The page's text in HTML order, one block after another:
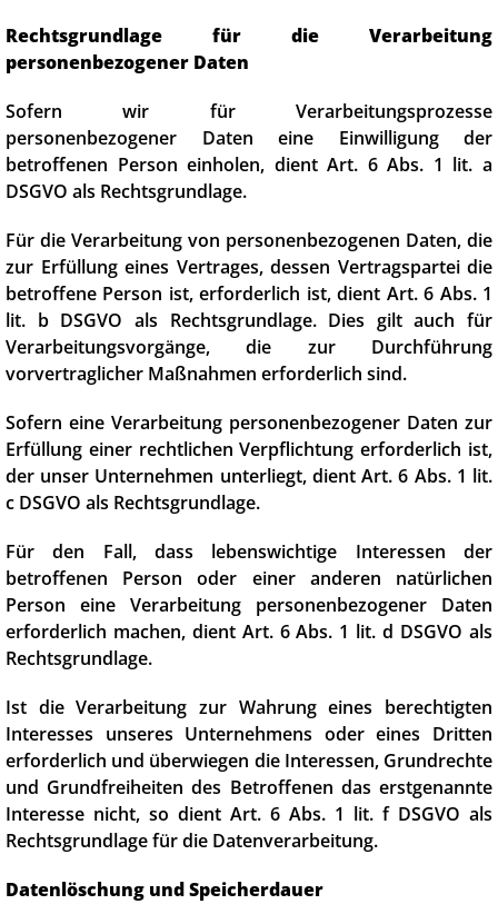
Rechtsgrundlage für die Verarbeitung
personenbezogener Daten
Sofern wir für Verarbeitungsprozesse
personenbezogener Daten eine Einwilligung der
betroffenen Person einholen, dient Art. 6 Abs. 1 lit. a
DSGVO als Rechtsgrundlage.
Für die Verarbeitung von personenbezogenen Daten, die
zur Erfüllung eines Vertrages, dessen Vertragspartei die
betroffene Person ist, erforderlich ist, dient Art. 6 Abs. 1
lit. b DSGVO als Rechtsgrundlage. Dies gilt auch für
Verarbeitungsvorgänge, die zur Durchführung
vorvertraglicher Maßnahmen erforderlich sind.
Sofern eine Verarbeitung personenbezogener Daten zur
Erfüllung einer rechtlichen Verpflichtung erforderlich ist,
der unser Unternehmen unterliegt, dient Art. 6 Abs. 1 lit.
c DSGVO als Rechtsgrundlage.
Für den Fall, dass lebenswichtige Interessen der
betroffenen Person oder einer anderen natürlichen
Person eine Verarbeitung personenbezogener Daten
erforderlich machen, dient Art. 6 Abs. 1 lit. d DSGVO als
Rechtsgrundlage.
Ist die Verarbeitung zur Wahrung eines berechtigten
Interesses unseres Unternehmens oder eines Dritten
erforderlich und überwiegen die Interessen, Grundrechte
und Grundfreiheiten des Betroffenen das erstgenannte
Interesse nicht, so dient Art. 6 Abs. 1 lit. f DSGVO als
Rechtsgrundlage für die Datenverarbeitung.
Datenlöschung und Speicherdauer